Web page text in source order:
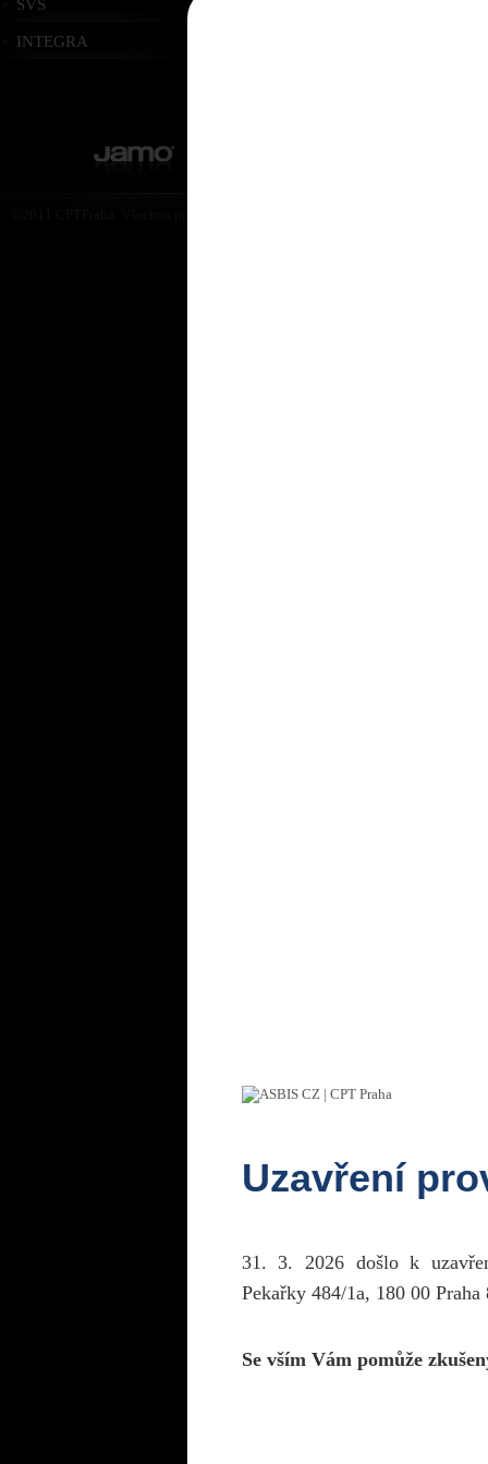
Uzavření
31. 3. 2026 došlo k
Pekařky 484/1a, 180 00 Praha
Se vším Vám pomůže
SVS
INTEGRA